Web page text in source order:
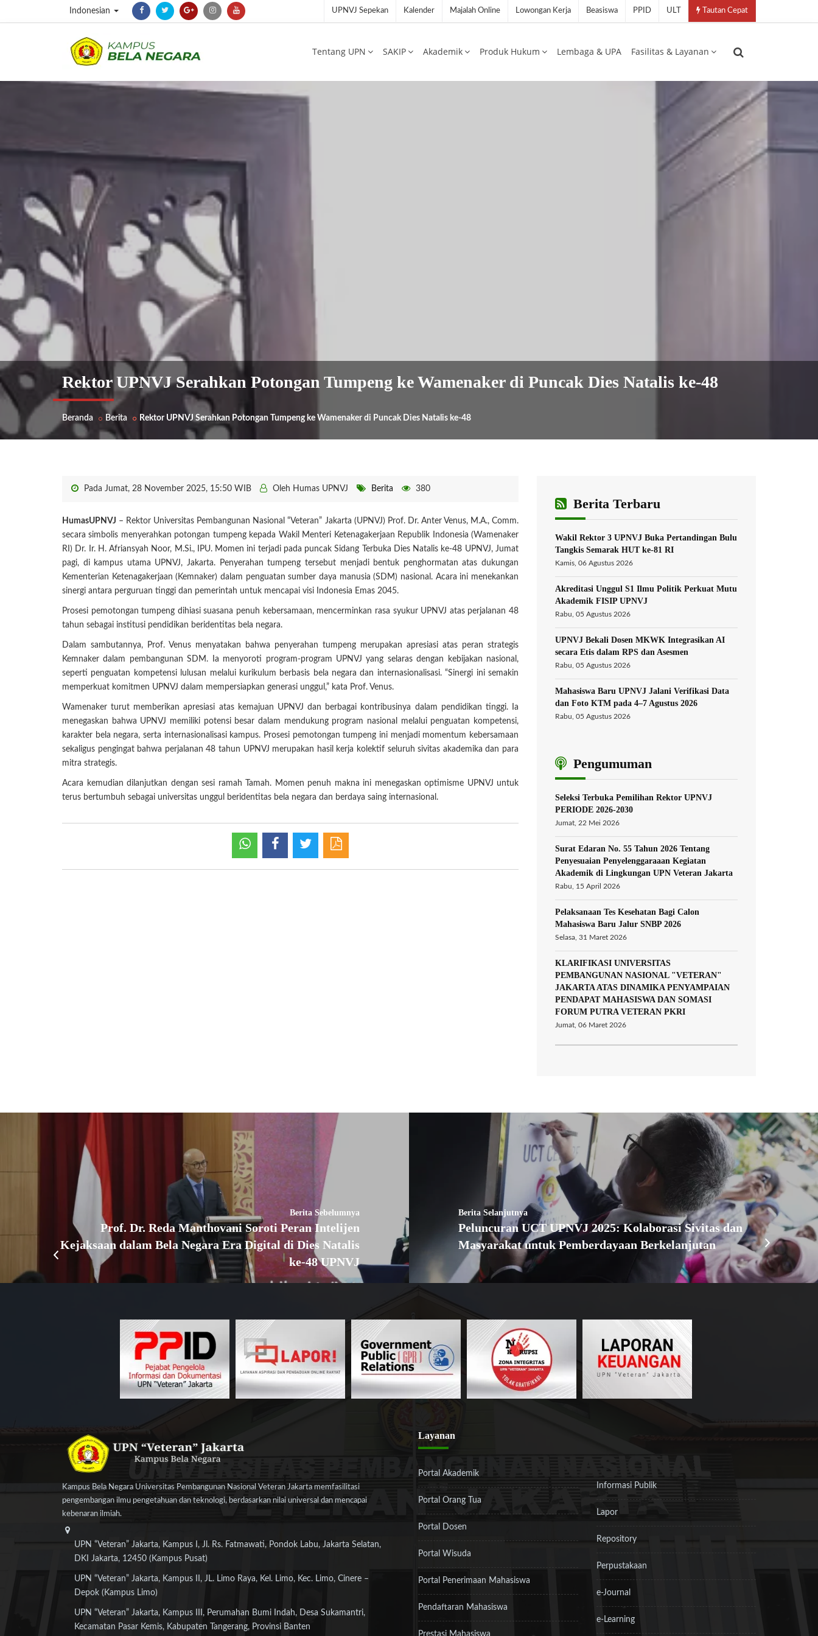
Indonesian UPNVJ Sepekan Kalender Majalah Online Lowongan Kerja Beasiswa PPID ULT Tautan Cepat
Tentang UPN SAKIP Akademik Produk Hukum Lembaga & UPA Fasilitas & Layanan
Rektor UPNVJ Serahkan Potongan Tumpeng ke Wamenaker di Puncak Dies Natalis ke-48
Beranda Berita Rektor UPNVJ Serahkan Potongan Tumpeng ke Wamenaker di Puncak Dies Natalis ke-48
Pada Jumat, 28 November 2025, 15:50 WIB Oleh Humas UPNVJ Berita 380
HumasUPNVJ – Rektor Universitas Pembangunan Nasional “Veteran” Jakarta (UPNVJ) Prof. Dr. Anter Venus, M.A., Comm.
secara simbolis menyerahkan potongan tumpeng kepada Wakil Menteri Ketenagakerjaan Republik Indonesia (Wamenaker
RI) Dr. Ir. H. Afriansyah Noor, M.Si., IPU. Momen ini terjadi pada puncak Sidang Terbuka Dies Natalis ke-48 UPNVJ, Jumat
pagi, di kampus utama UPNVJ, Jakarta. Penyerahan tumpeng tersebut menjadi bentuk penghormatan atas dukungan
Kementerian Ketenagakerjaan (Kemnaker) dalam penguatan sumber daya manusia (SDM) nasional. Acara ini menekankan
sinergi antara perguruan tinggi dan pemerintah untuk mencapai visi Indonesia Emas 2045.
Prosesi pemotongan tumpeng dihiasi suasana penuh kebersamaan, mencerminkan rasa syukur UPNVJ atas perjalanan 48
tahun sebagai institusi pendidikan beridentitas bela negara.
Dalam sambutannya, Prof. Venus menyatakan bahwa penyerahan tumpeng merupakan apresiasi atas peran strategis
Kemnaker dalam pembangunan SDM. Ia menyoroti program-program UPNVJ yang selaras dengan kebijakan nasional,
seperti penguatan kompetensi lulusan melalui kurikulum berbasis bela negara dan internasionalisasi. “Sinergi ini semakin
memperkuat komitmen UPNVJ dalam mempersiapkan generasi unggul,” kata Prof. Venus.
Wamenaker turut memberikan apresiasi atas kemajuan UPNVJ dan berbagai kontribusinya dalam pendidikan tinggi. Ia
menegaskan bahwa UPNVJ memiliki potensi besar dalam mendukung program nasional melalui penguatan kompetensi,
karakter bela negara, serta internasionalisasi kampus. Prosesi pemotongan tumpeng ini menjadi momentum kebersamaan
sekaligus pengingat bahwa perjalanan 48 tahun UPNVJ merupakan hasil kerja kolektif seluruh sivitas akademika dan para
mitra strategis.
Acara kemudian dilanjutkan dengan sesi ramah Tamah. Momen penuh makna ini menegaskan optimisme UPNVJ untuk
terus bertumbuh sebagai universitas unggul beridentitas bela negara dan berdaya saing internasional.
Berita Terbaru
Wakil Rektor 3 UPNVJ Buka Pertandingan Bulu
Tangkis Semarak HUT ke-81 RI
Kamis, 06 Agustus 2026
Akreditasi Unggul S1 Ilmu Politik Perkuat Mutu
Akademik FISIP UPNVJ
Rabu, 05 Agustus 2026
UPNVJ Bekali Dosen MKWK Integrasikan AI
secara Etis dalam RPS dan Asesmen
Rabu, 05 Agustus 2026
Mahasiswa Baru UPNVJ Jalani Verifikasi Data
dan Foto KTM pada 4–7 Agustus 2026
Rabu, 05 Agustus 2026
Pengumuman
Seleksi Terbuka Pemilihan Rektor UPNVJ
PERIODE 2026-2030
Jumat, 22 Mei 2026
Surat Edaran No. 55 Tahun 2026 Tentang
Penyesuaian Penyelenggaraaan Kegiatan
Akademik di Lingkungan UPN Veteran Jakarta
Rabu, 15 April 2026
Pelaksanaan Tes Kesehatan Bagi Calon
Mahasiswa Baru Jalur SNBP 2026
Selasa, 31 Maret 2026
KLARIFIKASI UNIVERSITAS
PEMBANGUNAN NASIONAL "VETERAN"
JAKARTA ATAS DINAMIKA PENYAMPAIAN
PENDAPAT MAHASISWA DAN SOMASI
FORUM PUTRA VETERAN PKRI
Jumat, 06 Maret 2026
Berita Sebelumnya
Prof. Dr. Reda Manthovani Soroti Peran Intelijen
Kejaksaan dalam Bela Negara Era Digital di Dies Natalis
ke-48 UPNVJ
Berita Selanjutnya
Peluncuran UCT UPNVJ 2025: Kolaborasi Sivitas dan
Masyarakat untuk Pemberdayaan Berkelanjutan
Kampus Bela Negara Universitas Pembangunan Nasional Veteran Jakarta memfasilitasi
pengembangan ilmu pengetahuan dan teknologi, berdasarkan nilai universal dan mencapai
kebenaran ilmiah.
UPN “Veteran” Jakarta, Kampus I, Jl. Rs. Fatmawati, Pondok Labu, Jakarta Selatan,
DKI Jakarta, 12450 (Kampus Pusat)
UPN “Veteran” Jakarta, Kampus II, JL. Limo Raya, Kel. Limo, Kec. Limo, Cinere –
Depok (Kampus Limo)
UPN “Veteran” Jakarta, Kampus III, Perumahan Bumi Indah, Desa Sukamantri,
Kecamatan Pasar Kemis, Kabupaten Tangerang, Provinsi Banten
Layanan
Portal Akademik
Portal Orang Tua
Portal Dosen
Portal Wisuda
Portal Penerimaan Mahasiswa
Pendaftaran Mahasiswa
Prestasi Mahasiswa
Informasi Publik
Lapor
Repository
Perpustakaan
e-Journal
e-Learning